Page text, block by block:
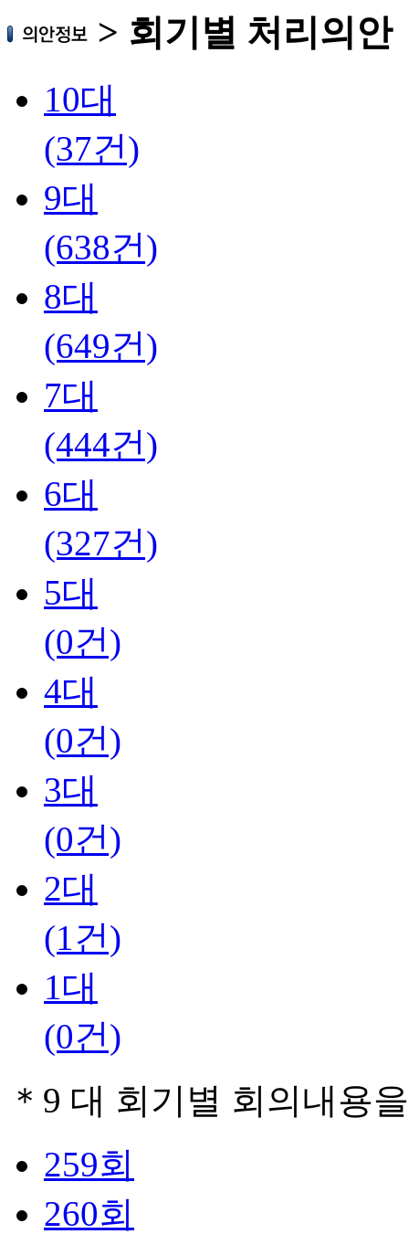
> 회기별 처리의안
10대
(37건)
9대
(638건)
8대
(649건)
7대
(444건)
6대
(327건)
5대
(0건)
4대
(0건)
3대
(0건)
2대
(1건)
1대
(0건)
＊ 9 대 회기별 회의내용
259회
260회